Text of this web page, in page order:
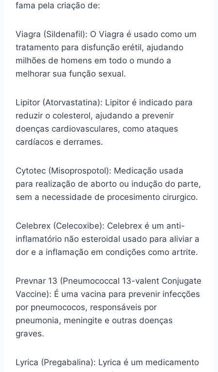
fama pela criação de:
Viagra (Sildenafil): O Viagra é usado como um
tratamento para disfunção erétil, ajudando
milhões de homens em todo o mundo a
melhorar sua função sexual.
Lipitor (Atorvastatina): Lipitor é indicado para
reduzir o colesterol, ajudando a prevenir
doenças cardiovasculares, como ataques
cardíacos e derrames.
Cytotec (Misoprospotol): Medicação usada
para realização de aborto ou indução do parte,
sem a necessidade de procesimento cirurgico.
Celebrex (Celecoxibe): Celebrex é um anti-
inflamatório não esteroidal usado para aliviar a
dor e a inflamação em condições como artrite.
Prevnar 13 (Pneumococcal 13-valent Conjugate
Vaccine): É uma vacina para prevenir infecções
por pneumococos, responsáveis por
pneumonia, meningite e outras doenças
graves.
Lyrica (Pregabalina): Lyrica é um medicamento